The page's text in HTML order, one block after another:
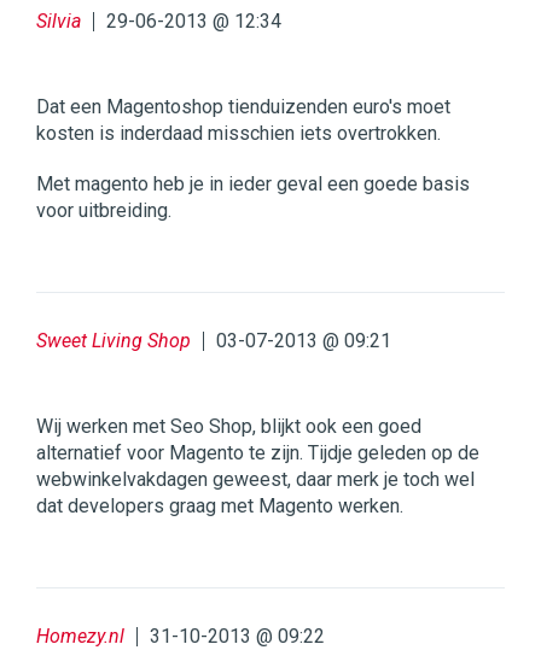
Silvia 29-06-2013 @ 12:34
Dat een Magentoshop tienduizenden euro's moet
kosten is inderdaad misschien iets overtrokken.
Met magento heb je in ieder geval een goede basis
voor uitbreiding.
Sweet Living Shop 03-07-2013 @ 09:21
Wij werken met Seo Shop, blijkt ook een goed
alternatief voor Magento te zijn. Tijdje geleden op de
webwinkelvakdagen geweest, daar merk je toch wel
dat developers graag met Magento werken.
Homezy.nl 31-10-2013 @ 09:22